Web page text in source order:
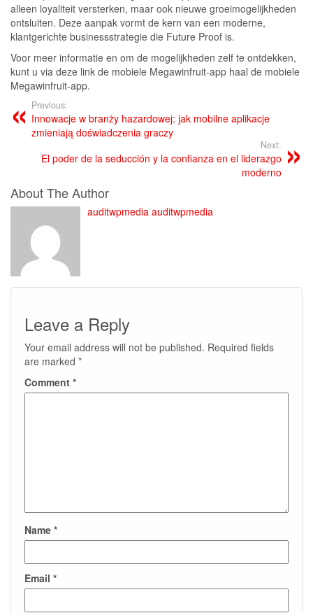
alleen loyaliteit versterken, maar ook nieuwe groeimogelijkheden
ontsluiten. Deze aanpak vormt de kern van een moderne,
klantgerichte businessstrategie die Future Proof is.
Voor meer informatie en om de mogelijkheden zelf te ontdekken,
kunt u via deze link de mobiele Megawinfruit-app haal de mobiele
Megawinfruit-app.
Previous:
Innowacje w branży hazardowej: jak mobilne aplikacje
zmieniają doświadczenia graczy
Next:
El poder de la seducción y la confianza en el liderazgo
moderno
About The Author
auditwpmedia auditwpmedia
Leave a Reply
Your email address will not be published. Required fields
are marked *
Comment *
Name *
Email *